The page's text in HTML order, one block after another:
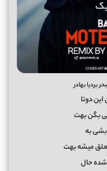
بردیا بهادر
دوتا
بگن بهت
به
میشه بهت
شده حال